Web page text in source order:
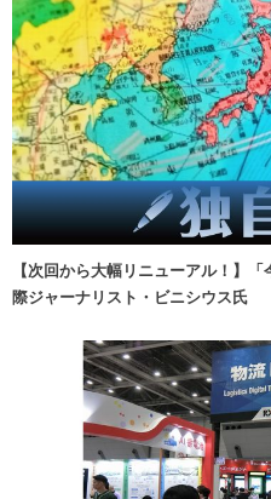
【次回から大幅リニューアル！】
際ジャーナリスト・ビニシウス氏